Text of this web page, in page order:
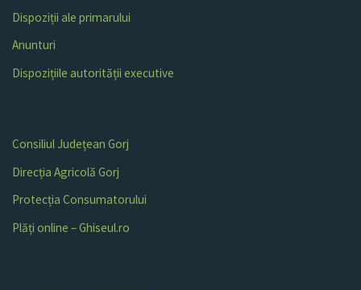
Dispoziții ale primarului
Anunturi
Dispozițiile autorității executive
Consiliul Județean Gorj
Direcția Agricolă Gorj
Protecția Consumatorului
Plăți online – Ghiseul.ro